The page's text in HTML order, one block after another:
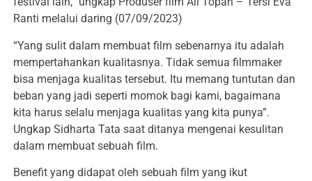
Ranti melalui daring (07/09/2023)
“Yang sulit dalam membuat film sebenarnya itu adalah
mempertahankan kualitasnya. Tidak semua filmmaker
bisa menjaga kualitas tersebut. Itu memang tuntutan dan
beban yang jadi seperti momok bagi kami, bagaimana
kita harus selalu menjaga kualitas yang kita punya”.
Ungkap Sidharta Tata saat ditanya mengenai kesulitan
dalam membuat sebuah film.
Benefit yang didapat oleh sebuah film yang ikut